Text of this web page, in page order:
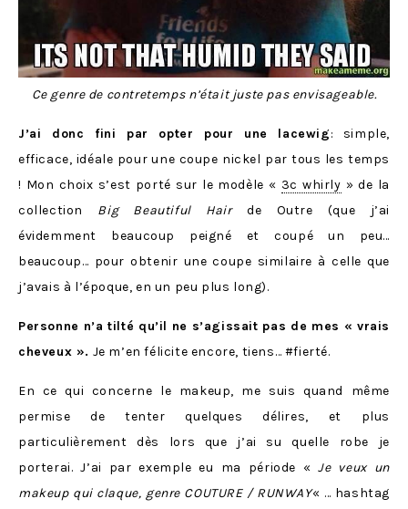
Ce genre de contretemps n’était juste pas envisageable.
J’ai donc fini par opter pour une lacewig: simple,
efficace, idéale pour une coupe nickel par tous les temps
! Mon choix s’est porté sur le modèle « 3c whirly » de la
collection Big Beautiful Hairde Outre (que j’ai
évidemment beaucoup peigné et coupé un peu…
beaucoup… pour obtenir une coupe similaire à celle que
j’avais à l’époque, en un peu plus long).
Personne n’a tilté qu’il ne s’agissait pas de mes « vrais
cheveux ». Je m’en félicite encore, tiens… #fierté.
En ce qui concerne le makeup, me suis quand même
permise de tenter quelques délires, et plus
particulièrement dès lors que j’ai su quelle robe je
porterai. J’ai par exemple eu ma période «Je veux un
makeup qui claque, genre COUTURE / RUNWAY« … hashtag